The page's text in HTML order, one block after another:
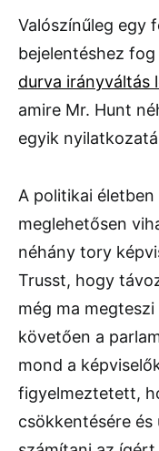
Valószínűleg egy
bejelentéshez
durva irányváltás
amire Mr. Hunt
egyik
A politikai
meglehetősen
néhány tory
Trusst, hogy
még ma
követően a
mond a
figyelmeztetett,
csökkentésére